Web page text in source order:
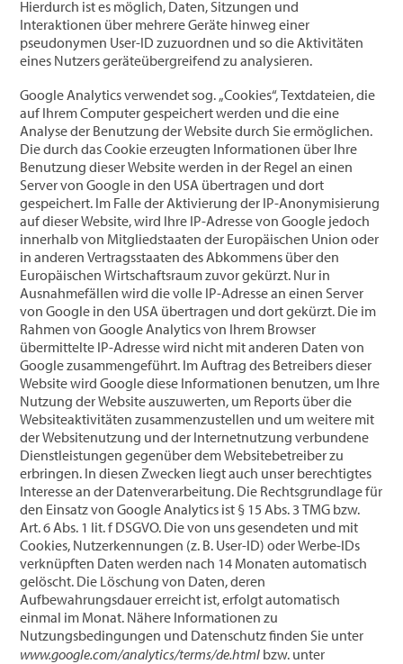
Hierdurch ist es möglich, Daten, Sitzungen und
Interaktionen über mehrere Geräte hinweg einer
pseudonymen User-ID zuzuordnen und so die Aktivitäten
eines Nutzers geräteübergreifend zu analysieren.
Google Analytics verwendet sog. „Cookies“, Textdateien, die
auf Ihrem Computer gespeichert werden und die eine
Analyse der Benutzung der Website durch Sie ermöglichen.
Die durch das Cookie erzeugten Informationen über Ihre
Benutzung dieser Website werden in der Regel an einen
Server von Google in den USA übertragen und dort
gespeichert. Im Falle der Aktivierung der IP-Anonymisierung
auf dieser Website, wird Ihre IP-Adresse von Google jedoch
innerhalb von Mitgliedstaaten der Europäischen Union oder
in anderen Vertragsstaaten des Abkommens über den
Europäischen Wirtschaftsraum zuvor gekürzt. Nur in
Ausnahmefällen wird die volle IP-Adresse an einen Server
von Google in den USA übertragen und dort gekürzt. Die im
Rahmen von Google Analytics von Ihrem Browser
übermittelte IP-Adresse wird nicht mit anderen Daten von
Google zusammengeführt. Im Auftrag des Betreibers dieser
Website wird Google diese Informationen benutzen, um Ihre
Nutzung der Website auszuwerten, um Reports über die
Websiteaktivitäten zusammenzustellen und um weitere mit
der Websitenutzung und der Internetnutzung verbundene
Dienstleistungen gegenüber dem Websitebetreiber zu
erbringen. In diesen Zwecken liegt auch unser berechtigtes
Interesse an der Datenverarbeitung. Die Rechtsgrundlage für
den Einsatz von Google Analytics ist § 15 Abs. 3 TMG bzw.
Art. 6 Abs. 1 lit. f DSGVO. Die von uns gesendeten und mit
Cookies, Nutzerkennungen (z. B. User-ID) oder Werbe-IDs
verknüpften Daten werden nach 14 Monaten automatisch
gelöscht. Die Löschung von Daten, deren
Aufbewahrungsdauer erreicht ist, erfolgt automatisch
einmal im Monat. Nähere Informationen zu
Nutzungsbedingungen und Datenschutz finden Sie unter
www.google.com/analytics/terms/de.html bzw. unter